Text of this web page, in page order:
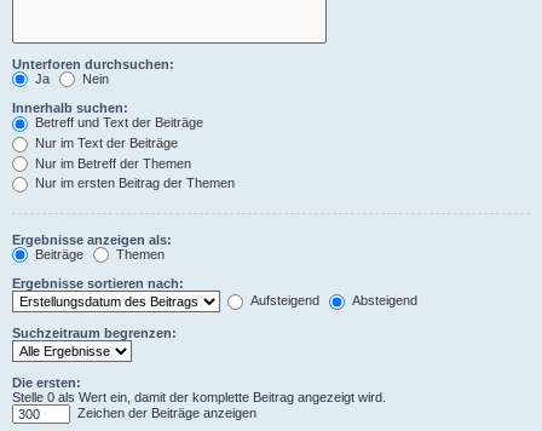
Unterforen durchsuchen:
Ja
Nein
Innerhalb suchen:
Betreff und Text der Beiträge
Nur im Text der Beiträge
Nur im Betreff der Themen
Nur im ersten Beitrag der Themen
Ergebnisse anzeigen als:
Beiträge
Themen
Ergebnisse sortieren nach:
Aufsteigend
Absteigend
Suchzeitraum begrenzen:
Die ersten:
Stelle 0 als Wert ein, damit der komplette Beitrag angezeigt wird.
Zeichen der Beiträge anzeigen